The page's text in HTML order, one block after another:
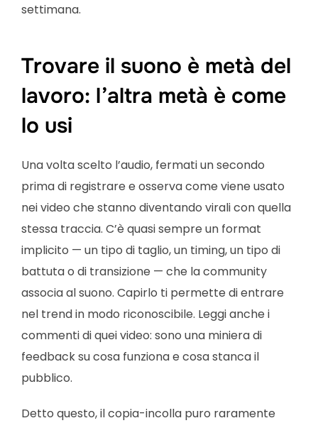
settimana.
Trovare il suono è metà del
lavoro: l’altra metà è come
lo usi
Una volta scelto l’audio, fermati un secondo
prima di registrare e osserva come viene usato
nei video che stanno diventando virali con quella
stessa traccia. C’è quasi sempre un format
implicito — un tipo di taglio, un timing, un tipo di
battuta o di transizione — che la community
associa al suono. Capirlo ti permette di entrare
nel trend in modo riconoscibile. Leggi anche i
commenti di quei video: sono una miniera di
feedback su cosa funziona e cosa stanca il
pubblico.
Detto questo, il copia-incolla puro raramente